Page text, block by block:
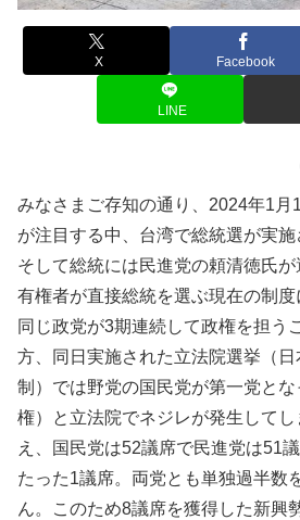
X Facebook
LINE
みなさまご存知の通り、2024年1月
が注目する中、台湾で総統選が実施
そして総統には民進党の頼清徳氏
有権者が直接総統を選ぶ現在の制度
同じ政党が3期連続して政権を担う
方、同日実施された立法院選挙（
制）では野党の国民党が第一党と
権）と立法院でネジレが発生して
え、国民党は52議席で民進党は51
たった1議席。両党とも単独過半数
ん。このため8議席を獲得した新興